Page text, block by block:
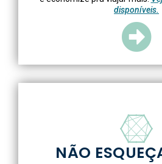
disponíveis.
NÃO